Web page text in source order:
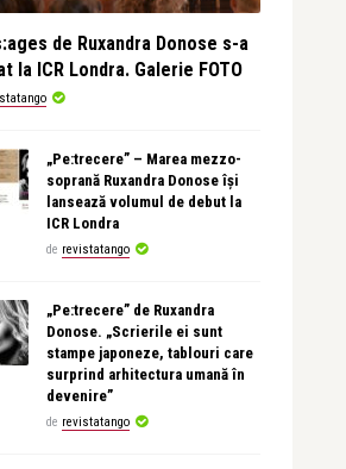
de Ruxandra Donose s-a
la ICR Londra. Galerie FOTO
„Pe:trecere” – Marea mezzo-
soprană Ruxandra Donose își
lansează volumul de debut la
ICR Londra
de revistatango
„Pe:trecere” de Ruxandra
Donose. „Scrierile ei sunt
stampe japoneze, tablouri care
surprind arhitectura umană în
devenire”
de revistatango